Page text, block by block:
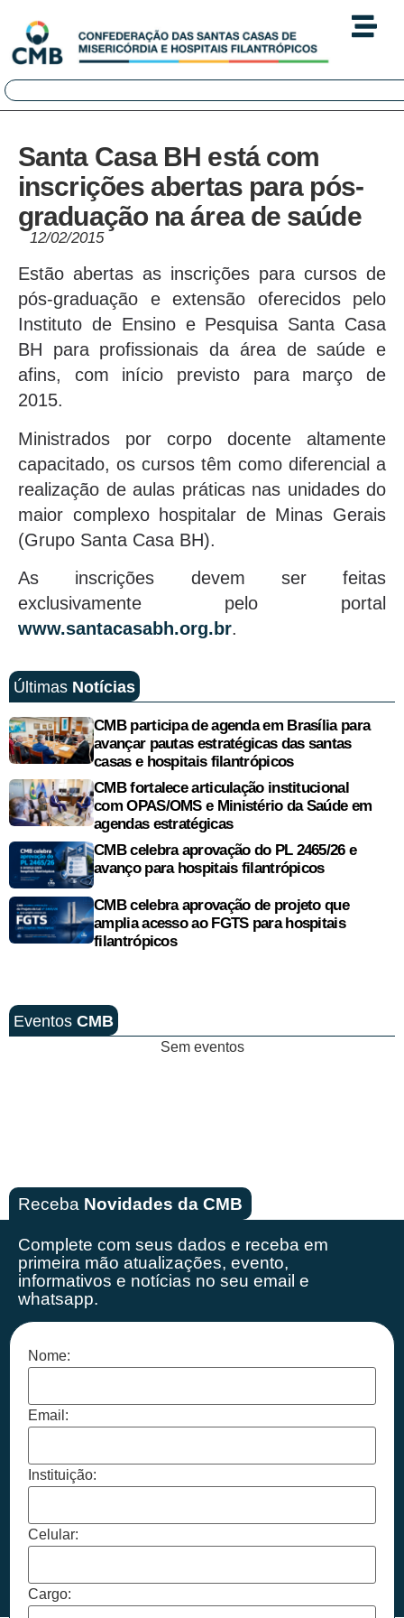
Santa Casa BH está com
inscrições abertas para pós-
graduação na área de saúde
12/02/2015
Estão abertas as inscrições para cursos de
pós-graduação e extensão oferecidos pelo
Instituto de Ensino e Pesquisa Santa Casa
BH para profissionais da área de saúde e
afins, com início previsto para março de
2015.
Ministrados por corpo docente altamente
capacitado, os cursos têm como diferencial a
realização de aulas práticas nas unidades do
maior complexo hospitalar de Minas Gerais
(Grupo Santa Casa BH).
As inscrições devem ser feitas
exclusivamente pelo portal
www.santacasabh.org.br.
Últimas Notícias
CMB participa de agenda em Brasília para
avançar pautas estratégicas das santas
casas e hospitais filantrópicos
CMB fortalece articulação institucional
com OPAS/OMS e Ministério da Saúde em
agendas estratégicas
CMB celebra aprovação do PL 2465/26 e
avanço para hospitais filantrópicos
CMB celebra aprovação de projeto que
amplia acesso ao FGTS para hospitais
filantrópicos
Eventos CMB
Sem eventos
Receba Novidades da CMB
Complete com seus dados e receba em
primeira mão atualizações, evento,
informativos e notícias no seu email e
whatsapp.
Nome:
Email:
Instituição:
Celular:
Cargo: